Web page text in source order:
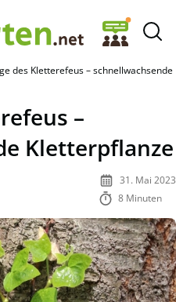
des Kletterefeus – schnellwachsende
–
Kletterpflanze
31. Mai 2023
8 Minuten